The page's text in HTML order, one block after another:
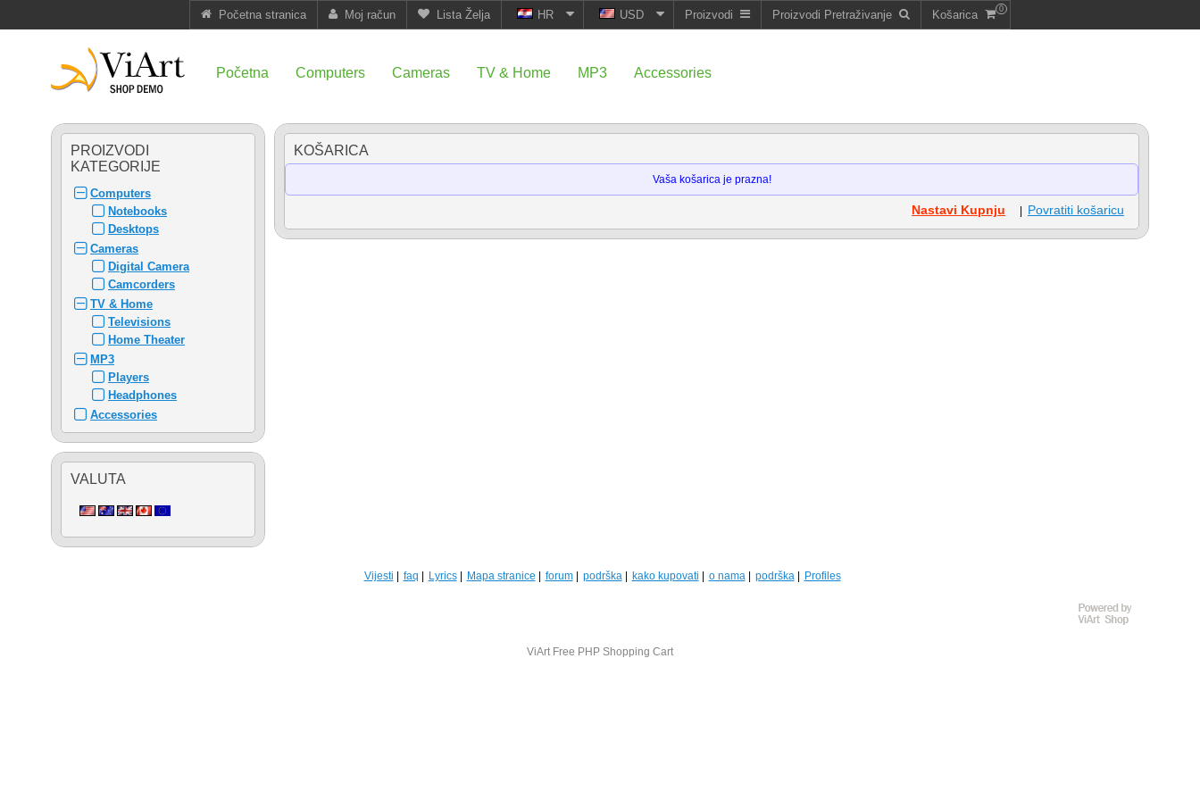
Početna stranica Moj račun Lista Želja HR USD Proizvodi Proizvodi Pretraživanje Košarica 0
Početna Computers Cameras TV & Home MP3 Accessories
PROIZVODI
KATEGORIJE
Computers
Notebooks
Desktops
Cameras
Digital Camera
Camcorders
TV & Home
Televisions
Home Theater
MP3
Players
Headphones
Accessories
VALUTA
KOŠARICA
Vaša košarica je prazna!
Nastavi Kupnju Povratiti košaricu
Vijesti faq Lyrics Mapa stranice forum podrška kako kupovati o nama podrška Profiles
ViArt Free PHP Shopping Cart